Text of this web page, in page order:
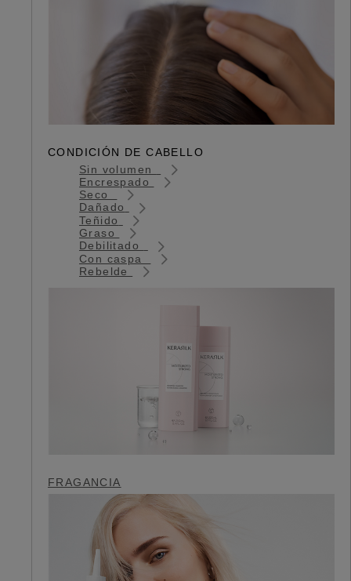
CONDICIÓN DE CABELLO
Sin volumen
Encrespado
Seco
Dañado
Teñido
Graso
Debilitado
Con caspa
Rebelde
FRAGANCIA